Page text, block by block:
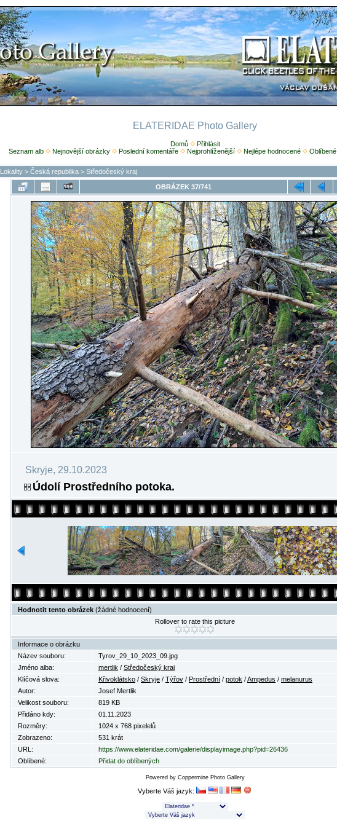
ELATERIDAE Photo Gallery
Domů
Přihlásit
Seznam alb
Nejnovější obrázky Poslední komentáře Nejprohlíženější Nejlépe hodnocené Oblíbené
Lokality> Česká republika> Středočeský kraj
OBRÁZEK 37/741
Skryje, 29.10.2023
Údolí Prostředního potoka.
Hodnotit tento obrázek (žádné hodnocení)
Rollover to rate this picture
Informace o obrázku
Název souboru:
Tyrov_29_10_2023_09.jpg
Jméno alba:
mertlik / Středočeský kraj
Klíčová slova:
Křivoklátsko / Skryje / Týřov / Prostřední / potok /Ampedus / melanurus
Autor:
Josef Mertlik
Velikost souboru:
819 KB
Přidáno kdy:
01.11.2023
Rozměry:
1024 x 768 pixelelů
Zobrazeno:
531 krát
URL:
https://www.elateridae.com/galerie/displayimage.php?pid=26436
Oblíbené:
Přidat do oblíbených
Powered by Coppermine Photo Gallery
Vyberte Váš jazyk: